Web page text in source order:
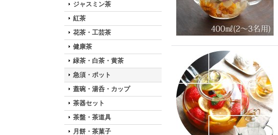
ジャスミン茶
紅茶
花茶・工芸茶
健康茶
緑茶・白茶・黄茶
急須・ポット
蓋碗・湯呑・カップ
茶器セット
茶盤・茶道具
月餅・茶菓子